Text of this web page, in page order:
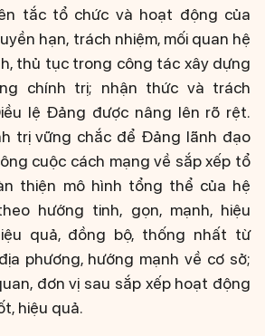
tắc tổ chức và hoạt động của
hạn, trách nhiệm, mối quan hệ
thủ tục trong công tác xây dựng
chính trị; nhận thức và trách
lệ Đảng được nâng lên rõ rệt.
trị vững chắc để Đảng lãnh đạo
cuộc cách mạng về sắp xếp tổ
thiện mô hình tổng thể của hệ
hướng tinh, gọn, mạnh, hiệu
quả, đồng bộ, thống nhất từ
phương, hướng mạnh về cơ sở;
đơn vị sau sắp xếp hoạt động
hiệu quả.